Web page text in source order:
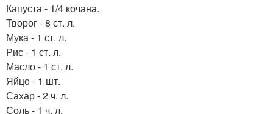
Капуста - 1/4 кочана.
Творог - 8 ст. л.
Мука - 1 ст. л.
Рис - 1 ст. л.
Масло - 1 ст. л.
Яйцо - 1 шт.
Сахар - 2 ч. л.
Соль - 1 ч. л.